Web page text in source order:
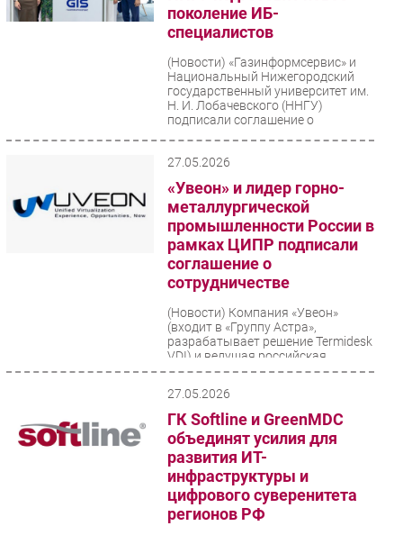
Рынок ПК
Регулирование
Финансы
Здоровье
РАЗДЕЛЫ
поколение ИБ-
специалистов
(Новости) «Газинформсервис» и
Национальный Нижегородский
государственный университет им.
Н. И. Лобачевского (ННГУ)
подписали соглашение о
27.05.2026
«Увеон» и лидер горно-
металлургической
промышленности России в
рамках ЦИПР подписали
соглашение о
сотрудничестве
(Новости) Компания «Увеон»
(входит в «Группу Астра»,
разрабатывает решение Termidesk
VDI) и ведущая российская
металлургическая компания
27.05.2026
ГК Softline и GreenMDC
объединят усилия для
развития ИТ-
инфраструктуры и
цифрового суверенитета
регионов РФ